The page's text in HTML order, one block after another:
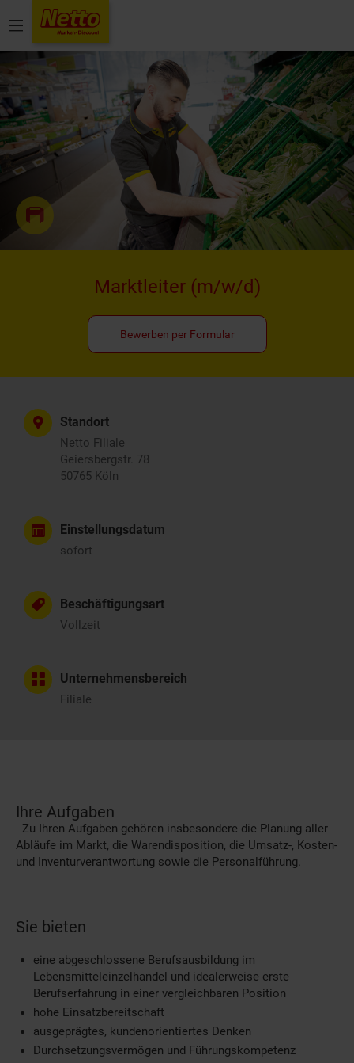
Menü
Marktleiter (m/w/d)
Bewerben per Formular
Standort
Netto Filiale
Geiersbergstr. 78
50765 Köln
Einstellungsdatum
sofort
Beschäftigungsart
Vollzeit
Unternehmensbereich
Filiale
Ihre Aufgaben
Zu Ihren Aufgaben gehören insbesondere die Planung aller
Abläufe im Markt, die Warendisposition, die Umsatz-, Kosten-
und Inventurverantwortung sowie die Personalführung.
Sie bieten
eine abgeschlossene Berufsausbildung im
Lebensmitteleinzelhandel und idealerweise erste
Berufserfahrung in einer vergleichbaren Position
hohe Einsatzbereitschaft
ausgeprägtes, kundenorientiertes Denken
Durchsetzungsvermögen und Führungskompetenz